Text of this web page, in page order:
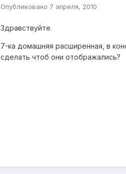
Опубликовано 7 апреля, 2010
Здравствуйте.
7-ка домашняя расширенная, в
сделать чтоб они отображались?